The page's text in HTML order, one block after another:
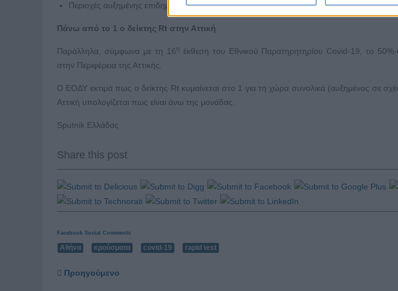
Περιοχές αυξημένης επιδημιολογικής επιβάρυνσης ανά την επικράτεια.
Πάνω από το 1 ο δείκτης Rt στην Αττική
Παράλληλα, σύμφωνα με τη 16η
έκθεση του Εθνικού Παρατηρητηρίου Covid-19, το
στην Περιφέρεια της Αττικής.
Ο ΕΟΔΥ εκτιμά πως ο δείκτης Rt κυμαίνεται στο 1 για τη χώρα συνολικά (αυξημένος σε
Αττική υπολογίζεται πως είναι άνω της μονάδας.
Sputnik Ελλάδας
Share this post
Facebook Social Comments
Αθήνα κρούσματα covid-19 rapid test
Προηγούμενο